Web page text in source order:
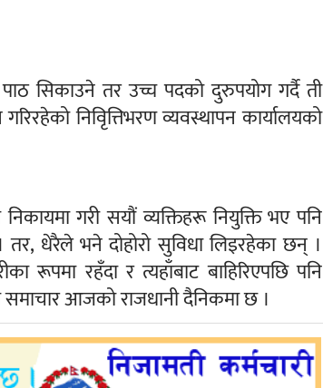
सिकाउने तर उच्च पदको दुरुपयोग गर्दै ती
निविृत्तिभरण व्यवस्थापन कार्यालयको
गरी सयौं व्यक्तिहरू नियुक्ति भए पनि
धेरैले भने दोहोरो सुविधा लिइरहेका छन् ।
रूपमा रहँदा र त्यहाँबाट बाहिरिएपछि पनि
समाचार आजको राजधानी दैनिकमा छ ।